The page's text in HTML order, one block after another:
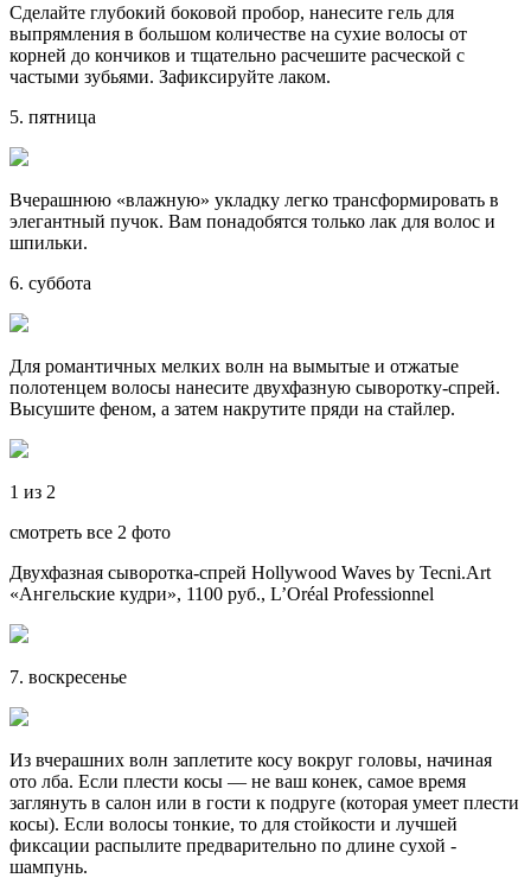
Сделайте глубокий боковой пробор, нанесите гель для
выпрямления в большом количестве на сухие волосы от
корней до кончиков и тщательно расчешите расческой с
частыми зубьями. Зафиксируйте лаком.
5. пятница
Вчерашнюю «влажную» укладку легко трансформировать в
элегантный пучок. Вам понадобятся только лак для волос и
шпильки.
6. суббота
Для романтичных мелких волн на вымытые и отжатые
полотенцем волосы нанесите двухфазную сыворотку-спрей.
Высушите феном, а затем накрутите пряди на стайлер.
1 из 2
смотреть все 2 фото
Двухфазная сыворотка-спрей Hollywood Waves by Tecni.Art
«Ангельские кудри», 1100 руб., L’Oréal Professionnel
7. воскресенье
Из вчерашних волн заплетите косу вокруг головы, начиная
ото лба. Если плести косы — не ваш конек, самое время
заглянуть в салон или в гости к подруге (которая умеет плести
косы). Если волосы тонкие, то для стойкости и лучшей
фиксации распылите предварительно по длине сухой ­
шампунь.